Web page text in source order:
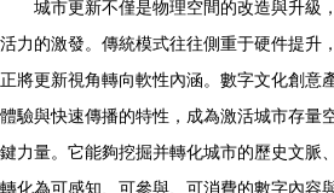
城市更新不僅是物理空間的改造與升級
活力的激發。傳統模式往往側重于硬件提升
正將更新視角轉向軟性內涵。數字文化創意
體驗與快速傳播的特性，成為激活城市存量
鍵力量。它能夠挖掘并轉化城市的歷史文脈
轉化為可感知、可參與、可消費的數字內容